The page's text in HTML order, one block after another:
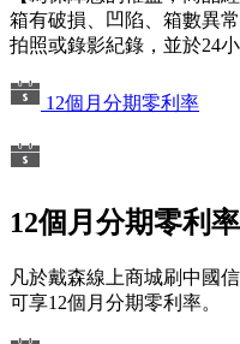
箱有破損、凹陷、箱數異
拍照或錄影紀錄，並於24
12個月分期零利率
12個月分期零利率
凡於戴森線上商城刷中國
可享12個月分期零利率。